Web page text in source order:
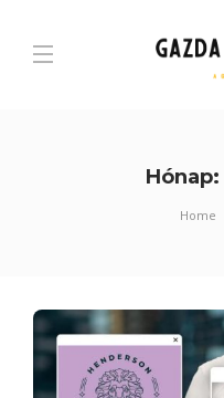
Hónap:
Home